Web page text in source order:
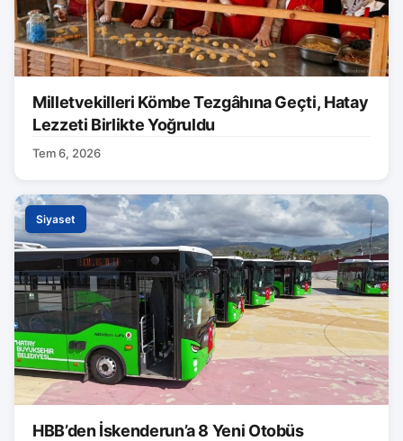
Milletvekilleri Kömbe Tezgâhına Geçti, Hatay
Lezzeti Birlikte Yoğruldu
Tem 6, 2026
Siyaset
HBB’den İskenderun’a 8 Yeni Otobüs